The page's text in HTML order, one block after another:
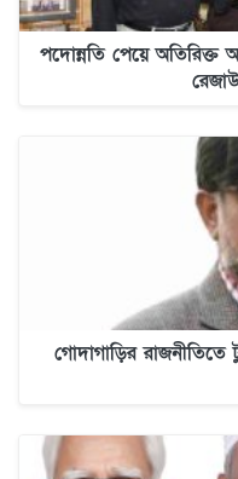
পদোন্নতি পেয়ে অতিরিক্ত
গোদাগাড়ির